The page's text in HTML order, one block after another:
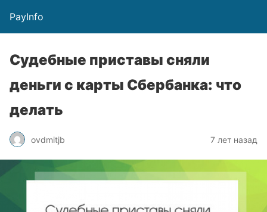
PayInfo
Судебные приставы сняли
деньги с карты Сбербанка: что
делать
ovdmitjb 7 лет назад